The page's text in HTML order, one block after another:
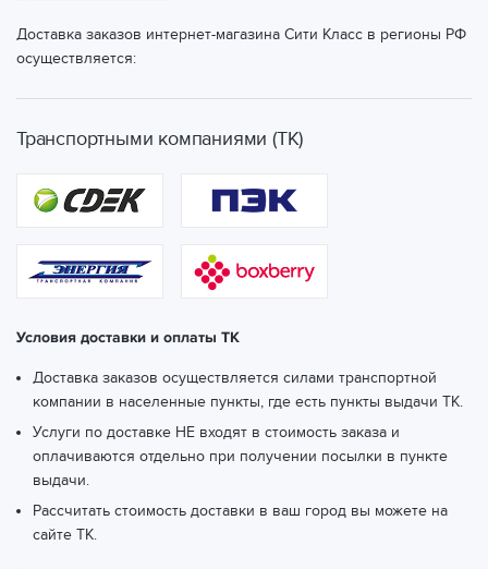
Доставка заказов интернет-магазина Сити Класс в регионы РФ
осуществляется:
Транспортными компаниями (ТК)
Условия доставки и оплаты ТК
Доставка заказов осуществляется силами транспортной
компании в населенные пункты, где есть пункты выдачи ТК.
Услуги по доставке НЕ входят в стоимость заказа и
оплачиваются отдельно при получении посылки в пункте
выдачи.
Рассчитать стоимость доставки в ваш город вы можете на
сайте ТК.